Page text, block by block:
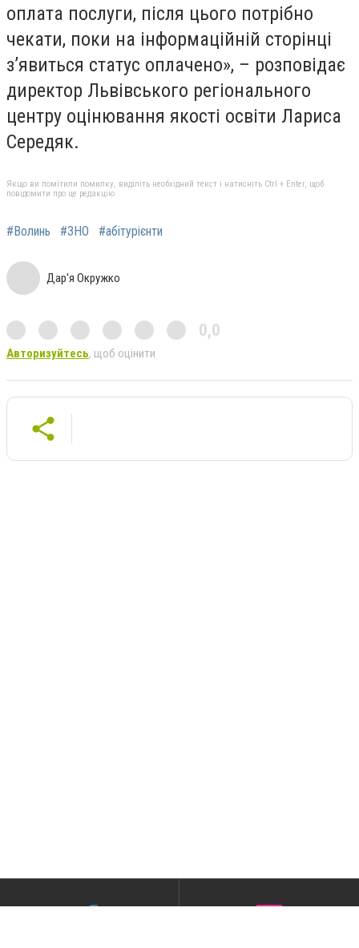
оплата послуги, після цього потрібно
чекати, поки на інформаційній сторінці
з’явиться статус оплачено», – розповідає
директор Львівського регіонального
центру оцінювання якості освіти Лариса
Середяк.
Якщо ви помітили помилку, виділіть необхідний текст і натисніть Ctrl + Enter, щоб
повідомити про це редакцію
#Волинь #ЗНО #абітурієнти
Дар'я Окружко
0,0
Авторизуйтесь, щоб оцінити